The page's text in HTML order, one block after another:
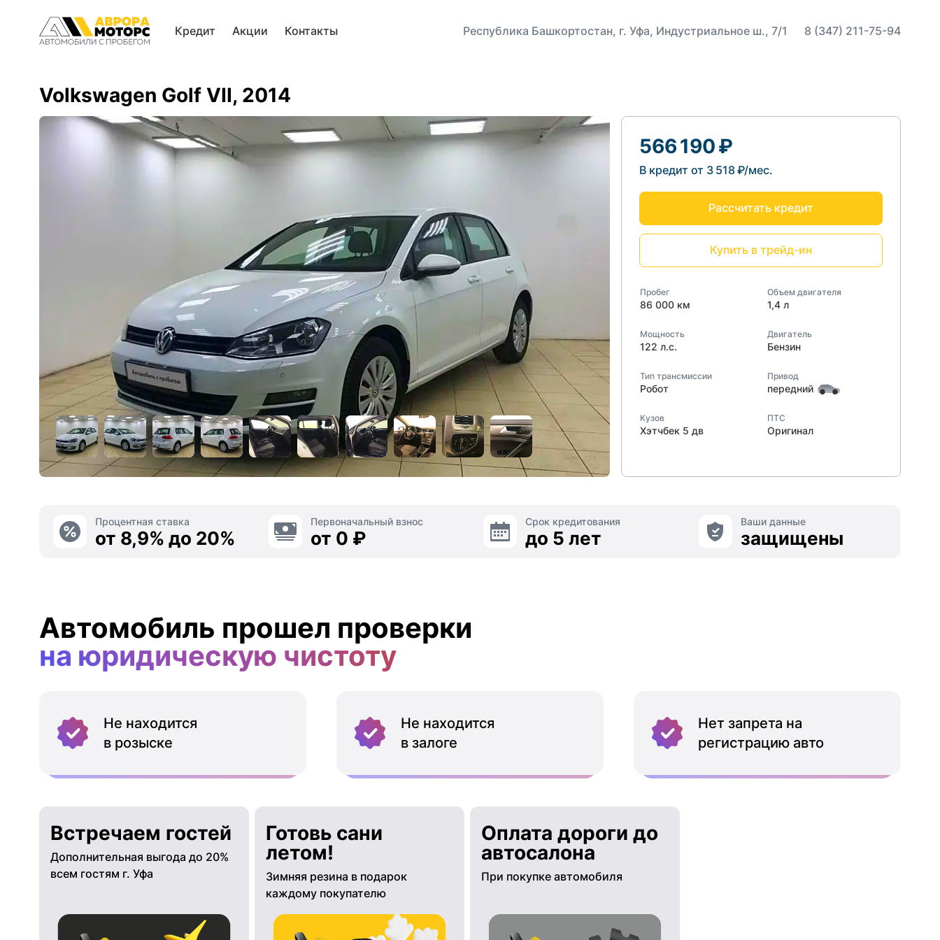
Кредит Акции Контакты Республика Башкортостан, г. Уфа, Индустриальное ш., 7/1 8 (347) 211-75-94
Volkswagen Golf VII, 2014
566 190 ₽
В кредит от 3 518 ₽/мес.
Рассчитать кредит
Купить в трейд-ин
Пробег
86 000 км
Объем двигателя
1,4 л
Мощность
122 л.с.
Двигатель
Бензин
Тип трансмиссии
Робот
Привод
передний
Кузов
Хэтчбек 5 дв
ПТС
Оригинал
Процентная ставка
от 8,9% до 20%
Первоначальный взнос
от 0 ₽
Срок кредитования
до 5 лет
Ваши данные
защищены
Автомобиль прошел проверки
на юридическую чистоту
Не находится
в розыске
Не находится
в залоге
Нет запрета на
регистрацию авто
Встречаем гостей
Дополнительная выгода до 20%
всем гостям г. Уфа
Готовь сани
летом!
Зимняя резина в подарок
каждому покупателю
Оплата дороги до
автосалона
При покупке автомобиля